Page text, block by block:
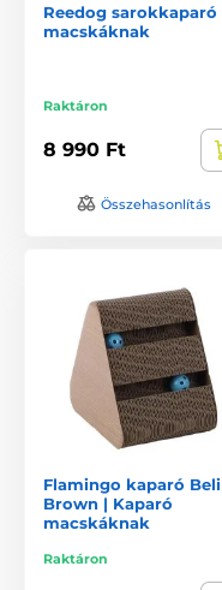
Reedog sarokkaparó
macskáknak
Raktáron
8 990 Ft
Összehasonlítás
Flamingo kaparó Beli
Brown | Kaparó
macskáknak
Raktáron